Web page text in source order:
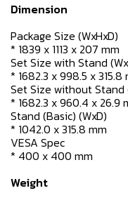
Dimension
Package Size (WxHxD)
* 1839 x 1113 x 207 mm
Set Size with Stand
* 1682.3 x 998.5 x 315.8
Set Size without Stand
* 1682.3 x 960.4 x 26.9
Stand (Basic) (WxD)
* 1042.0 x 315.8 mm
VESA Spec
* 400 x 400 mm
Weight